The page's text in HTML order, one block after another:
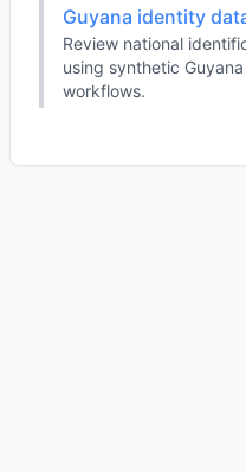
Guyana identity
Review national
using synthetic
workflows.